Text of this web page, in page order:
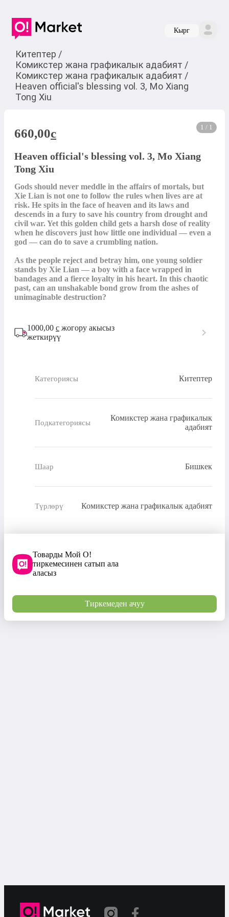
Кырг
Китептер /
Комикстер жана графикалык адабият /
Комикстер жана графикалык адабият /
Heaven official's blessing vol. 3, Mo Xiang
Tong Xiu
1 / 1
660,00c
Heaven official's blessing vol. 3, Mo Xiang
Tong Xiu
Gods should never meddle in the affairs of mortals, but
Xie Lian is not one to follow the rules when lives are at
risk. He spits in the face of heaven and its laws and
descends in a fury to save his country from drought and
civil war. Yet this golden child gets a harsh dose of reality
when he discovers just how little one individual — even a
god — can do to save a crumbling nation.
As the people reject and betray him, one young soldier
stands by Xie Lian — a boy with a face wrapped in
bandages and a fierce loyalty in his heart. In this chaotic
past, can an unshakable bond grow from the ashes of
unimaginable destruction?
1000,00 с жогору акысыз
жеткирүү
Категориясы Китептер
Подкатегориясы
Комикстер жана графикалык
адабият
Шаар Бишкек
Түрлөрү Комикстер жана графикалык адабият
Товарды Мой О!
тиркемесинен сатып ала
аласыз
Тиркемеден ачуу